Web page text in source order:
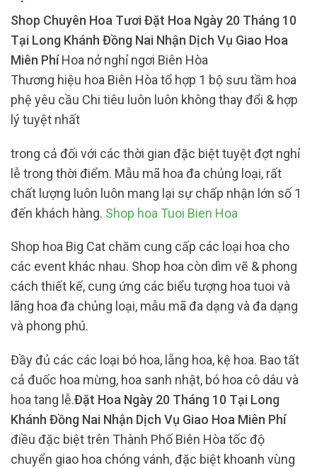
Shop Chuyên Hoa Tươi Đặt Hoa Ngày 20 Tháng 10
Tại Long Khánh Đồng Nai Nhận Dịch Vụ Giao Hoa
Miên PhíHoa nở nghỉ ngơi Biên Hòa
Thương hiệu hoa Biên Hòa tổ hợp 1 bộ sưu tầm hoa
phệ yêu cầu Chi tiêu luôn luôn không thay đổi & hợp
lý tuyệt nhất
trong cả đối với các thời gian đặc biệt tuyệt đợt nghỉ
lễ trong thời điểm. Mẫu mã hoa đa chủng loại, rất
chất lượng luôn luôn mang lại sự chấp nhận lớn số 1
đến khách hàng. Shop hoa Tuoi Bien Hoa
Shop hoa Big Cat chăm cung cấp các loại hoa cho
các event khác nhau. Shop hoa còn dìm vẽ & phong
cách thiết kế, cung ứng các biểu tượng hoa tuoi và
lãng hoa đa chủng loại, mẫu mã đa dạng và đa dạng
và phong phú.
Đầy đủ các các loại bó hoa, lẵng hoa, kệ hoa. Bao tất
cả đuốc hoa mừng, hoa sanh nhật, bó hoa cô dâu và
hoa tang lễ.Đặt Hoa Ngày 20 Tháng 10 Tại Long
Khánh Đồng Nai Nhận Dịch Vụ Giao Hoa Miên Phí
điều đặc biệt trên Thành Phố Biên Hòa tốc độ
chuyển giao hoa chóng vánh, đặc biệt khoanh vùng